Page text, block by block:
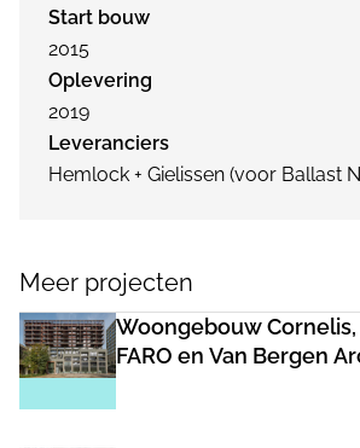
Start bouw
2015
Oplevering
2019
Leveranciers
Hemlock + Gielissen (voor Ballast
Meer projecten
Woongebouw
FARO en Van Bergen